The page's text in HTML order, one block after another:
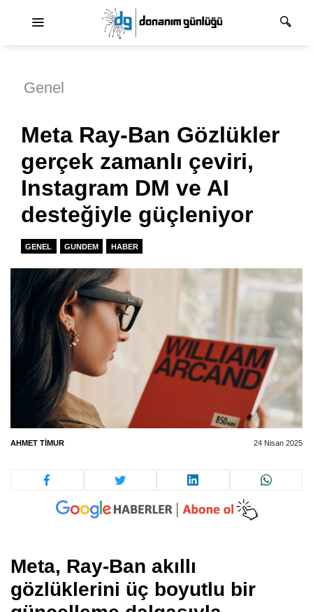
Genel
Meta Ray-Ban Gözlükler
gerçek zamanlı çeviri,
Instagram DM ve AI
desteğiyle güçleniyor
GENEL GUNDEM HABER
AHMET TIMUR 24 Nisan 2025
Meta, Ray-Ban akıllı
gözlüklerini üç boyutlu bir